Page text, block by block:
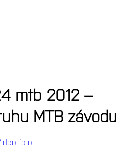
mtb 2012 –
MTB závodu
foto